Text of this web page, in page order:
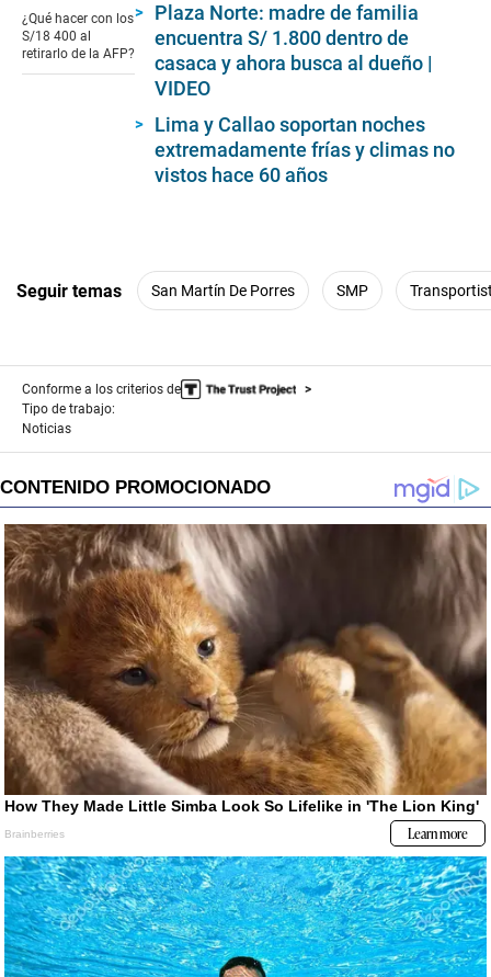
of
1
minute,
¿Qué hacer con los
S/18 400 al
retirarlo de la AFP?
Plaza Norte: madre de familia
encuentra S/ 1.800 dentro de
casaca y ahora busca al dueño |
VIDEO
Lima y Callao soportan noches
extremadamente frías y climas no
vistos hace 60 años
Seguir temas San Martín De Porres SMP
Conforme a los criterios de
Tipo de trabajo:
Noticias